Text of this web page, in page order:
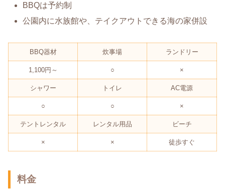
BBQは予約制
公園内に水族館や、テイクアウトできる海の家併設
BBQ器材 炊事場 ランドリー
1,100円～ ○ ×
シャワー トイレ AC電源
○ ○ ×
テントレンタル レンタル用品 ビーチ
× × 徒歩すぐ
料金